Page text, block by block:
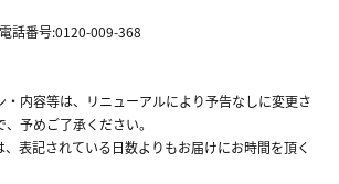
話番号:0120-009-368
内容等は、リニューアルにより予告なしに変更さ
予めご了承ください。
表記されている日数よりもお届けにお時間を頂く